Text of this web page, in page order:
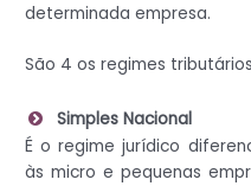
determinada empresa.
São 4 os regimes
Simples Nacional
É o regime jurídico
às micro e pequenas